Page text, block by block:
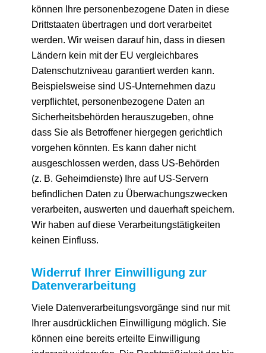
können Ihre personenbezogene Daten in diese
Drittstaaten übertragen und dort verarbeitet
werden. Wir weisen darauf hin, dass in diesen
Ländern kein mit der EU vergleichbares
Datenschutzniveau garantiert werden kann.
Beispielsweise sind US-Unternehmen dazu
verpflichtet, personenbezogene Daten an
Sicherheitsbehörden herauszugeben, ohne
dass Sie als Betroffener hiergegen gerichtlich
vorgehen könnten. Es kann daher nicht
ausgeschlossen werden, dass US-Behörden
(z. B. Geheimdienste) Ihre auf US-Servern
befindlichen Daten zu Überwachungszwecken
verarbeiten, auswerten und dauerhaft speichern.
Wir haben auf diese Verarbeitungstätigkeiten
keinen Einfluss.
Widerruf Ihrer Einwilligung zur
Datenverarbeitung
Viele Datenverarbeitungsvorgänge sind nur mit
Ihrer ausdrücklichen Einwilligung möglich. Sie
können eine bereits erteilte Einwilligung